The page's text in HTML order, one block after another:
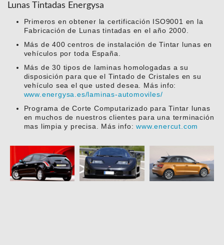
Lunas Tintadas Energysa
Primeros en obtener la certificación ISO9001 en la
Fabricación de Lunas tintadas en el año 2000.
Más de 400 centros de instalación de Tintar lunas en
vehículos por toda España.
Más de 30 tipos de laminas homologadas a su
disposición para que el Tintado de Cristales en su
vehículo sea el que usted desea. Más info:
www.energysa.es/laminas-automoviles/
Programa de Corte Computarizado para Tintar lunas
en muchos de nuestros clientes para una terminación
mas limpia y precisa. Más info:www.enercut.com